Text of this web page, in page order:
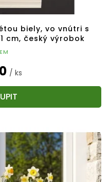
biely, vo vnútri s
cm, český výrobok
/ ks